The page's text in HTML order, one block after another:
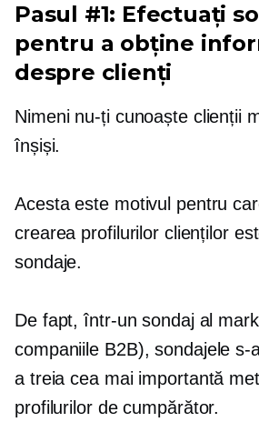
Pasul #1: Efectuați
pentru a obține
despre clienți
Nimeni nu-ți cunoaște clienții
înșiși.
Acesta este motivul pentru
crearea profilurilor clienților
sondaje.
De fapt, într-un sondaj al
companiile B2B), sondajele s-
a treia cea mai importantă
profilurilor de cumpărător.